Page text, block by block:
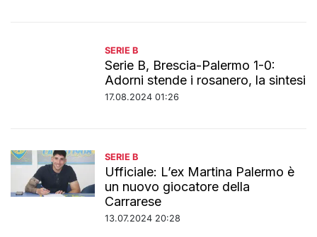
SERIE B
Serie B, Brescia-Palermo 1-0:
Adorni stende i rosanero, la sintesi
17.08.2024 01:26
SERIE B
Ufficiale: L’ex Martina Palermo è
un nuovo giocatore della
Carrarese
13.07.2024 20:28